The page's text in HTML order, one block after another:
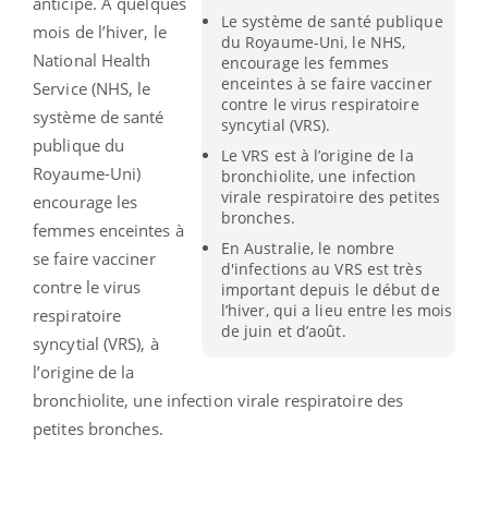
Le système de santé publique
du Royaume-Uni, le NHS,
encourage les femmes
enceintes à se faire vacciner
contre le virus respiratoire
syncytial (VRS).
Le VRS est à l’origine de la
bronchiolite, une infection
virale respiratoire des petites
bronches.
En Australie, le nombre
d'infections au VRS est très
important depuis le début de
l’hiver, qui a lieu entre les mois
de juin et d’août.
mois de l’hiver, le
National Health
Service (NHS, le
système de santé
publique du
Royaume-Uni)
encourage les
femmes enceintes à
se faire vacciner
contre le virus
respiratoire
syncytial (VRS), à
l’origine de la
bronchiolite, une infection virale respiratoire des
petites bronches.